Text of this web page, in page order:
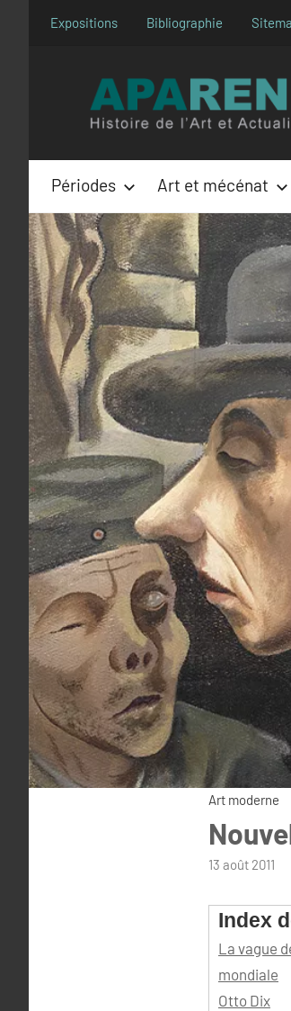
Expositions Bibliographie
Périodes Art et mécénat
Art moderne
par
13 août 2011
Index
La vague
mondiale
Otto Dix